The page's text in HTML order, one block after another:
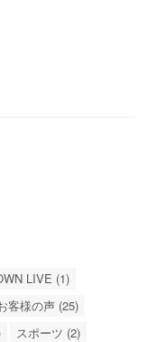
LIVE (1)
客様の声 (25)
スポーツ (2)